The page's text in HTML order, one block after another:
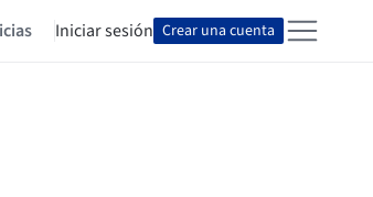
Iniciar sesión Crear una cuenta